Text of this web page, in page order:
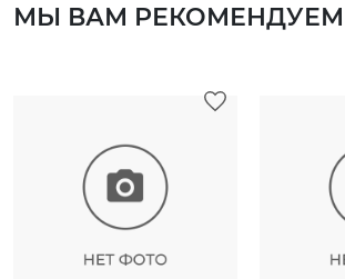
МЫ ВАМ РЕКОМЕНДУЕМ